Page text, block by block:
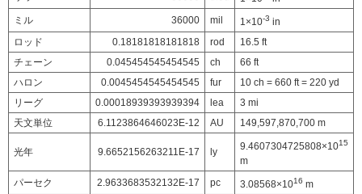
ミル
36000 mil 1×10-3 in
ロッド
0.18181818181818 rod
16.5 ft
チェーン
0.045454545454545 ch
66 ft
ハロン
0.0045454545454545 fur
10 ch = 660 ft = 220 yd
リーグ
0.00018939393939394 lea
3 mi
天文単位
6.1123864646023E-12 AU 149,597,870,700 m
光年 9.6652156263211E-17 ly 9.4607304725808×1015
m
パーセク
2.9633683532132E-17 pc 3.08568×1016 m